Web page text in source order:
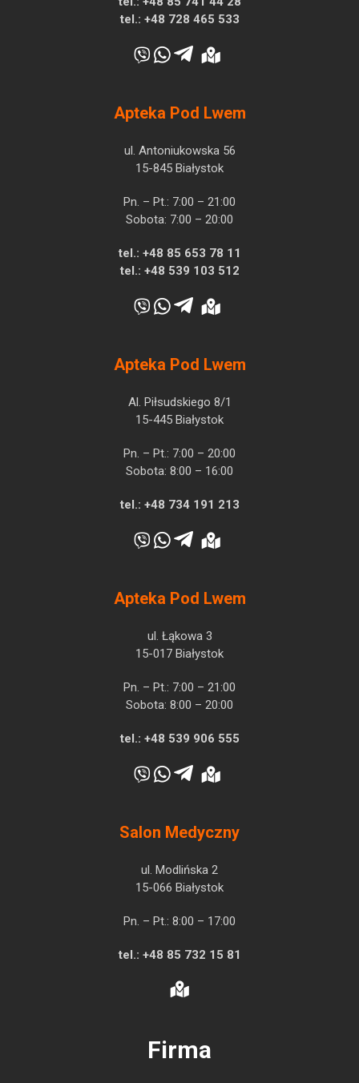
tel.: +48 728 465 533
Apteka Pod Lwem
ul. Antoniukowska 56
15-845 Białystok
Pn. – Pt.: 7:00 – 21:00
Sobota: 7:00 – 20:00
tel.: +48 85 653 78 11
tel.: +48 539 103 512
Apteka Pod Lwem
Al. Piłsudskiego 8/1
15-445 Białystok
Pn. – Pt.: 7:00 – 20:00
Sobota: 8:00 – 16:00
tel.: +48 734 191 213
Apteka Pod Lwem
ul. Łąkowa 3
15-017 Białystok
Pn. – Pt.: 7:00 – 21:00
Sobota: 8:00 – 20:00
tel.: +48 539 906 555
Salon Medyczny
ul. Modlińska 2
15-066 Białystok
Pn. – Pt.: 8:00 – 17:00
tel.: +48 85 732 15 81
Firma